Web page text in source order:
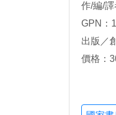
作/編/
GPN：
出版／
價格：